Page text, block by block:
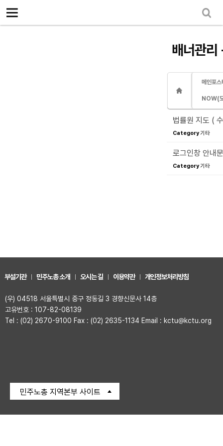
배너관리
메인포
NOW(
법률원 지도 (
Category기타
로그인창 안내
Category기타
부설기관 민주노총 소개 오시는 길 이용약관 개인정보처리방침
(우) 04518 서울특별시 중구 정동길 3 경향신문사 14층
고유번호 : 107-82-08139
Tel : (02) 2670-9100 Fax : (02) 2635-1134 Email : kctu@kctu.org
민주노총 지역본부 사이트
로그인
마이페이지
Sketchbook5, 스케치북5